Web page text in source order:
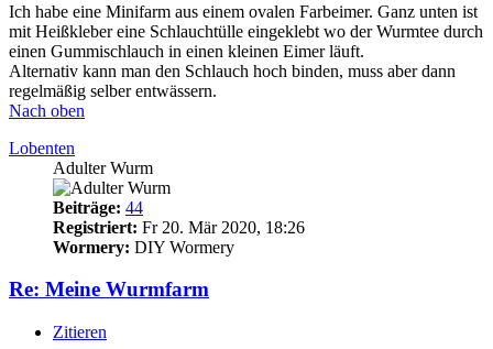
Ich habe eine Minifarm aus einem ovalen Farbeimer. Ganz unten ist
mit Heißkleber eine Schlauchtülle eingeklebt wo der Wurmtee durch
einen Gummischlauch in einen kleinen Eimer läuft.
Alternativ kann man den Schlauch hoch binden, muss aber dann
regelmäßig selber entwässern.
Nach oben
Lobenten
Adulter Wurm
Beiträge: 44
Registriert: Fr 20. Mär 2020, 18:26
Wormery: DIY Wormery
Re: Meine Wurmfarm
Zitieren